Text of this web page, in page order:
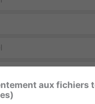
aux fichiers